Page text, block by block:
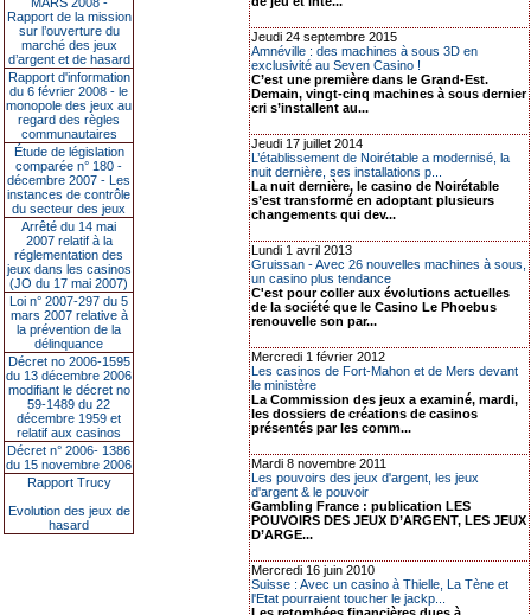
Rapport de la mission
sur l’ouverture du
marché des jeux
d’argent et de hasard
Rapport d'information
du 6 février 2008 - le
monopole des jeux au
regard des règles
communautaires
Étude de législation
comparée n° 180 -
décembre 2007 - Les
instances de contrôle
du secteur des jeux
Arrêté du 14 mai
2007 relatif à la
réglementation des
jeux dans les casinos
(JO du 17 mai 2007)
Loi n° 2007-297 du 5
mars 2007 relative à
la prévention de la
délinquance
Décret no 2006-1595
du 13 décembre 2006
modifiant le décret no
59-1489 du 22
décembre 1959 et
relatif aux casinos
Décret n° 2006- 1386
du 15 novembre 2006
Rapport Trucy
Evolution des jeux de
hasard
Jeudi 24 septembre 2015
Amnéville : des machines à sous 3D en
exclusivité au Seven Casino !
C’est une première dans le Grand-Est.
Demain, vingt-cinq machines à sous dernier
cri s’installent au...
Jeudi 17 juillet 2014
L’établissement de Noirétable a modernisé, la
nuit dernière, ses installations p...
La nuit dernière, le casino de Noirétable
s’est transformé en adoptant plusieurs
changements qui dev...
Lundi 1 avril 2013
Gruissan - Avec 26 nouvelles machines à sous,
un casino plus tendance
C'est pour coller aux évolutions actuelles
de la société que le Casino Le Phoebus
renouvelle son par...
Mercredi 1 février 2012
Les casinos de Fort-Mahon et de Mers devant
le ministère
La Commission des jeux a examiné, mardi,
les dossiers de créations de casinos
présentés par les comm...
Mardi 8 novembre 2011
Les pouvoirs des jeux d'argent, les jeux
d'argent & le pouvoir
Gambling France : publication LES
POUVOIRS DES JEUX D’ARGENT, LES JEUX
D’ARGE...
Mercredi 16 juin 2010
Suisse : Avec un casino à Thielle, La Tène et
l'Etat pourraient toucher le jackp...